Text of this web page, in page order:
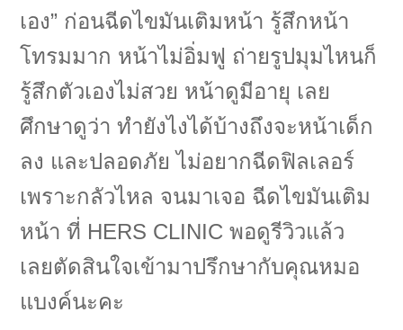
เอง” ก่อนฉีดไขมันเติมหน้า รู้สึกหน้า
โทรมมาก หน้าไม่อิ่มฟู ถ่ายรูปมุมไหนก็
รู้สึกตัวเองไม่สวย หน้าดูมีอายุ เลย
ศึกษาดูว่า ทำยังไงได้บ้างถึงจะหน้าเด็ก
ลง และปลอดภัย ไม่อยากฉีดฟิลเลอร์
เพราะกลัวไหล จนมาเจอ ฉีดไขมันเติม
หน้า ที่ HERS CLINIC พอดูรีวิวแล้ว
เลยตัดสินใจเข้ามาปรึกษากับคุณหมอ
แบงค์นะคะ